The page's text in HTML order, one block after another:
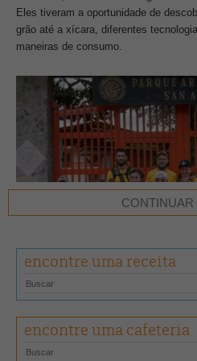
Eles tiveram a oportunidade de
grão até a xícara, diferentes
maneiras de consumo.
O grande vencedor foi o jovem
Campos, que em 2014 e 2016 já
CONTINUAR
encontre uma receita
encontre uma cafeteria